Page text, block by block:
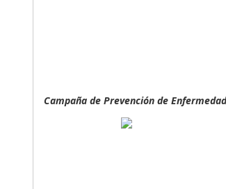
Campaña de Prevención de